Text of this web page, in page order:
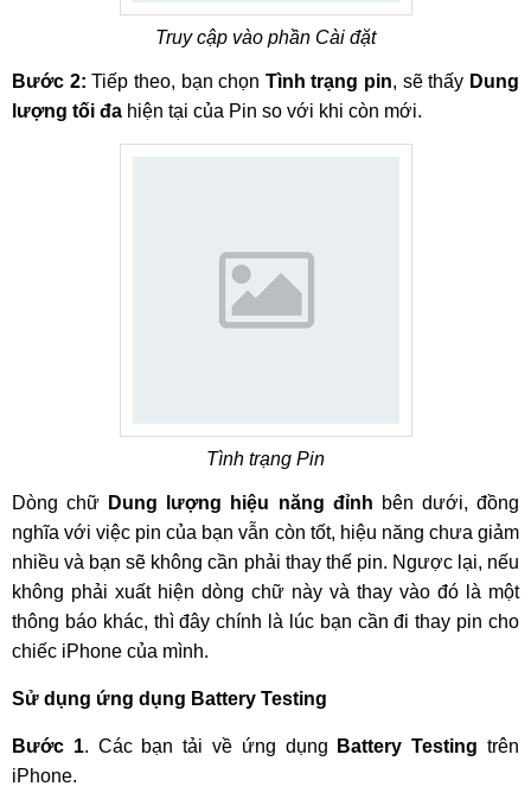
Truy cập vào phần Cài đặt
Bước 2: Tiếp theo, bạn chọn Tình trạng pin, sẽ thấy Dung
lượng tối đa hiện tại của Pin so với khi còn mới.
Tình trạng Pin
Dòng chữ Dung lượng hiệu năng đỉnh bên dưới, đồng
nghĩa với việc pin của bạn vẫn còn tốt, hiệu năng chưa giảm
nhiều và bạn sẽ không cần phải thay thế pin. Ngược lại, nếu
không phải xuất hiện dòng chữ này và thay vào đó là một
thông báo khác, thì đây chính là lúc bạn cần đi thay pin cho
chiếc iPhone của mình.
Sử dụng ứng dụng Battery Testing
Bước 1. Các bạn tải về ứng dụng Battery Testing trên
iPhone.